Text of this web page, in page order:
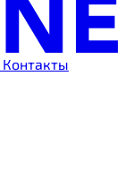
Контакты